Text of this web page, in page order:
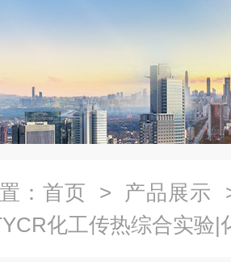
： 首页 > 产品展示
化工传热综合实验|